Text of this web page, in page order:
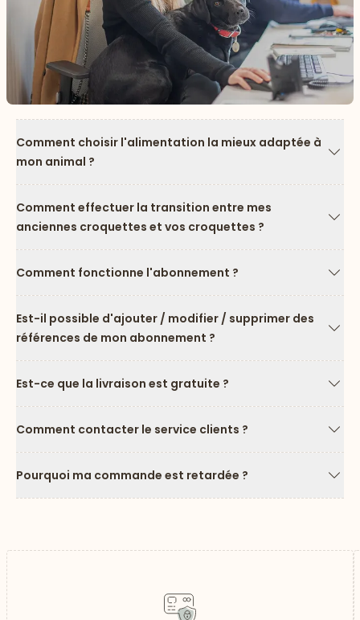
Comment choisir l'alimentation la mieux adaptée à
mon animal ?
Comment effectuer la transition entre mes
anciennes croquettes et vos croquettes ?
Comment fonctionne l'abonnement ?
Est-il possible d'ajouter / modifier / supprimer des
références de mon abonnement ?
Est-ce que la livraison est gratuite ?
Comment contacter le service clients ?
Pourquoi ma commande est retardée ?